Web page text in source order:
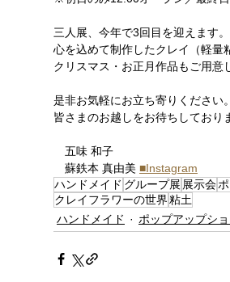
三人展、今年で3回目を迎えます。
心を込めて制作したクレイ（軽量
クリスマス・お正月作品もご用意
是非お気軽にお立ち寄りください。
皆さまのお越しをお待ちしており
五味 和子
蘇鉄本 真由美 ■Instagram
ハンドメイド グループ展 展示会
クレイフラワーの世界粘土
ハンドメイド
ポップアップシ